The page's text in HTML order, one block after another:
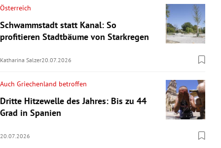
Österreich
Schwammstadt statt Kanal: So
profitieren Stadtbäume von Starkregen
Katharina Salzer20.07.2026
Auch Griechenland betroffen
Dritte Hitzewelle des Jahres: Bis zu 44
Grad in Spanien
20.07.2026